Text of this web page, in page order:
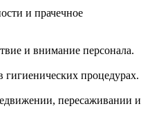
и прачечное
и внимание персонала.
процедурах.
пересаживании и